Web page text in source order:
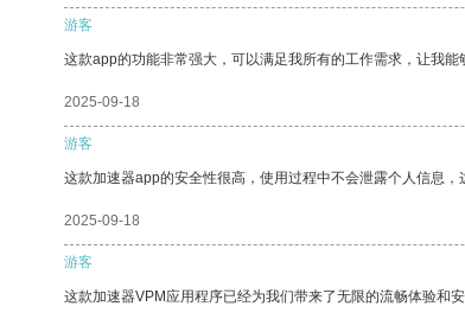
游客
这款app的功能非常强大，可以满足我所有的工作需求，让我能
2025-09-18
游客
这款加速器app的安全性很高，使用过程中不会泄露个人信息
2025-09-18
游客
这款加速器VPM应用程序已经为我们带来了无限的流畅体验和安